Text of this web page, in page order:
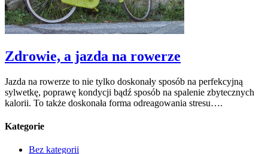
Zdrowie, a jazda na rowerze
Jazda na rowerze to nie tylko doskonały sposób na perfekcyjną
sylwetkę, poprawę kondycji bądź sposób na spalenie zbytecznych
kalorii. To także doskonała forma odreagowania stresu….
Kategorie
Bez kategorii